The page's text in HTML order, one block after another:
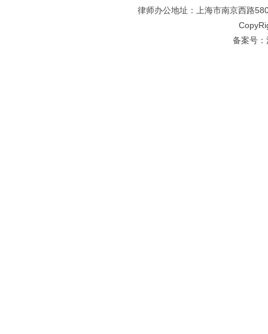
律师办公地址：上海市南京西路
备案号：